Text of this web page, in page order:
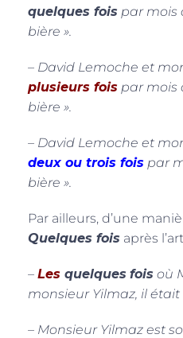
quelques fois par mois
bière ».
– David Lemoche et
plusieurs fois par mois
bière ».
– David Lemoche et
deux ou trois fois par
bière ».
Par ailleurs, d’une
Quelques fois après
– Les quelques fois où
monsieur Yilmaz, il était
– Monsieur Yilmaz est